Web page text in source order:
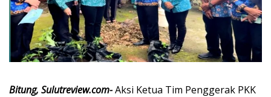
Bitung, Sulutreview.com-Aksi Ketua Tim Penggerak PKK